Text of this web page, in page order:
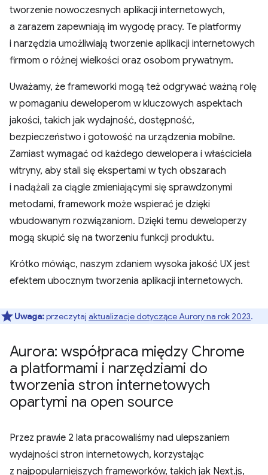
tworzenie nowoczesnych aplikacji internetowych,
a zarazem zapewniają im wygodę pracy. Te platformy
i narzędzia umożliwiają tworzenie aplikacji internetowych
firmom o różnej wielkości oraz osobom prywatnym.
Uważamy, że frameworki mogą też odgrywać ważną rolę
w pomaganiu deweloperom w kluczowych aspektach
jakości, takich jak wydajność, dostępność,
bezpieczeństwo i gotowość na urządzenia mobilne.
Zamiast wymagać od każdego dewelopera i właściciela
witryny, aby stali się ekspertami w tych obszarach
i nadążali za ciągle zmieniającymi się sprawdzonymi
metodami, framework może wspierać je dzięki
wbudowanym rozwiązaniom. Dzięki temu deweloperzy
mogą skupić się na tworzeniu funkcji produktu.
Krótko mówiąc, naszym zdaniem wysoka jakość UX jest
efektem ubocznym tworzenia aplikacji internetowych.
Uwaga:przeczytaj aktualizacje dotyczące Aurory na rok 2023.
Aurora: współpraca między Chrome
a platformami i narzędziami do
tworzenia stron internetowych
opartymi na open source
Przez prawie 2 lata pracowaliśmy nad ulepszaniem
wydajności stron internetowych, korzystając
z najpopularniejszych frameworków, takich jak Next.js,